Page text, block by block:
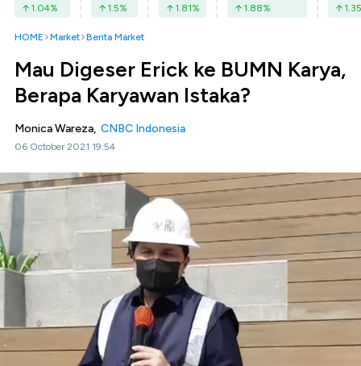
1.04% 1.5% 1.81% 1.88% 1.35
HOME Market Berita Market
Mau Digeser Erick ke BUMN Karya,
Berapa Karyawan Istaka?
Monica Wareza, CNBC Indonesia
06 October 2021 19:54